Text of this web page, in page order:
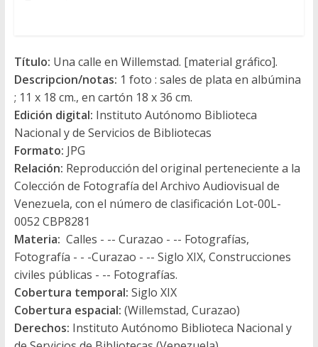
Título: Una calle en Willemstad. [material gráfico].
Descripcion/notas: 1 foto : sales de plata en albúmina
; 11 x 18 cm., en cartón 18 x 36 cm.
Edición digital: Instituto Autónomo Biblioteca
Nacional y de Servicios de Bibliotecas
Formato: JPG
Relación: Reproducción del original perteneciente a la
Colección de Fotografía del Archivo Audiovisual de
Venezuela, con el número de clasificación Lot-00L-
0052 CBP8281
Materia: Calles - -- Curazao - -- Fotografías,
Fotografía - - -Curazao - -- Siglo XIX, Construcciones
civiles públicas - -- Fotografías.
Cobertura temporal: Siglo XIX
Cobertura espacial: (Willemstad, Curazao)
Derechos: Instituto Autónomo Biblioteca Nacional y